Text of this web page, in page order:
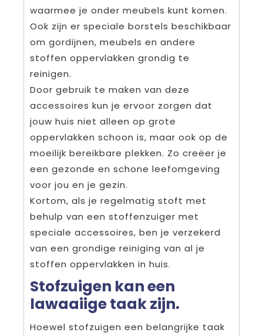
waarmee je onder meubels kunt komen.
Ook zijn er speciale borstels beschikbaar
om gordijnen, meubels en andere
stoffen oppervlakken grondig te
reinigen.
Door gebruik te maken van deze
accessoires kun je ervoor zorgen dat
jouw huis niet alleen op grote
oppervlakken schoon is, maar ook op de
moeilijk bereikbare plekken. Zo creëer je
een gezonde en schone leefomgeving
voor jou en je gezin.
Kortom, als je regelmatig stoft met
behulp van een stoffenzuiger met
speciale accessoires, ben je verzekerd
van een grondige reiniging van al je
stoffen oppervlakken in huis.
Stofzuigen kan een
lawaaiige taak zijn.
Hoewel stofzuigen een belangrijke taak